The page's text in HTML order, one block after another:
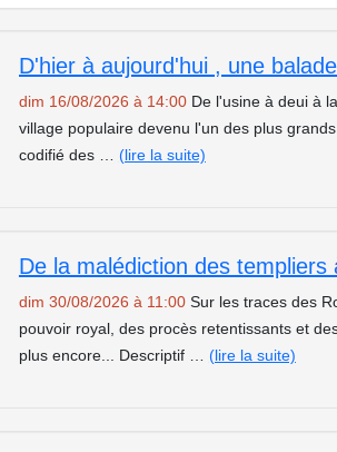
dim 16/08/2026 à 14:00 De l'usine à deui à
village populaire devenu l'un des plus
codifié des … (lire la suite)
De la malédiction des templiers
dim 30/08/2026 à 11:00 Sur les traces des
pouvoir royal, des procès retentissants et
plus encore... Descriptif … (lire la suite)